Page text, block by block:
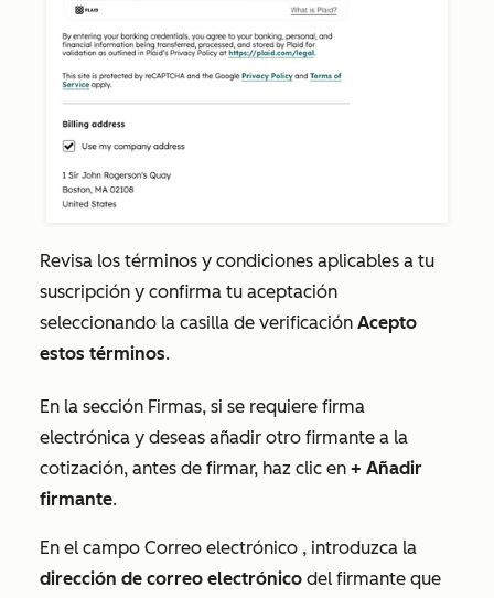
Revisa los términos y condiciones aplicables a tu
suscripción y confirma tu aceptación
seleccionando la casilla de verificación Acepto
estos términos.
En la sección Firmas, si se requiere firma
electrónica y deseas añadir otro firmante a la
cotización, antes de firmar, haz clic en + Añadir
firmante.
En el campo Correo electrónico , introduzca la
dirección de correo electrónico del firmante que